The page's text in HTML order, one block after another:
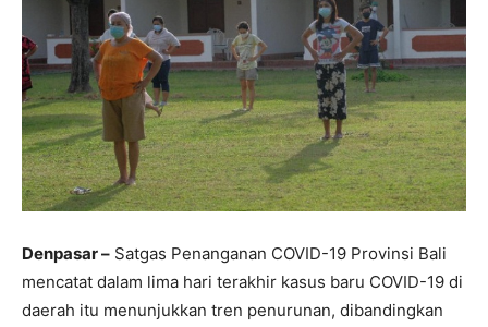
Denpasar – Satgas Penanganan COVID-19 Provinsi Bali
mencatat dalam lima hari terakhir kasus baru COVID-19 di
daerah itu menunjukkan tren penurunan, dibandingkan